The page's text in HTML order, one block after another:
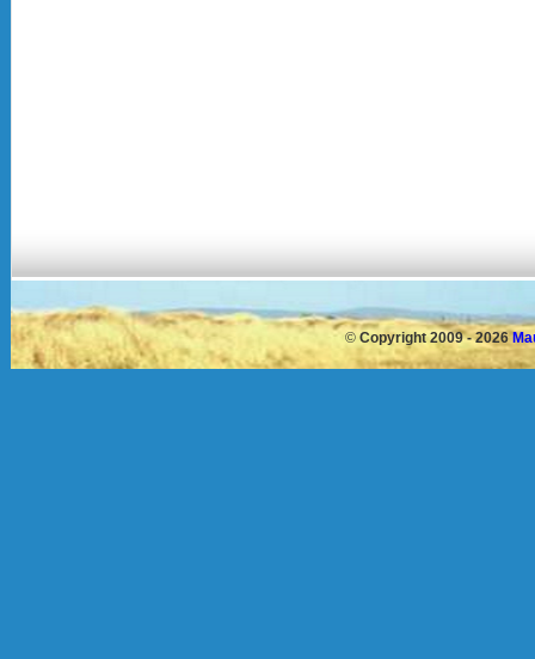
© Copyright 2009 - 2026